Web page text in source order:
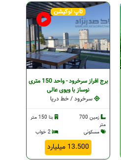
تاپ لوکیشن
برج افراز سرخرود - واحد 150 متری
نوساز با ویوی عالی
سرخرود / خط دریا
زمین 700
متر
بنا 150 متر
مسکونی
2 خواب
13.500 میلیارد